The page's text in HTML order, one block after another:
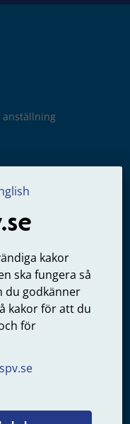
kakor
ska fungera så
du godkänner
kakor för att du
för
anställning
från statlig